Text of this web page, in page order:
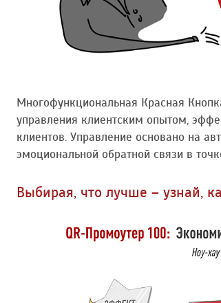
Многофункциональная Красная
управления клиентским опытом,
клиентов. Управление основано на
эмоциональной обратной связи в
Выбирая, что лучше – узнай,